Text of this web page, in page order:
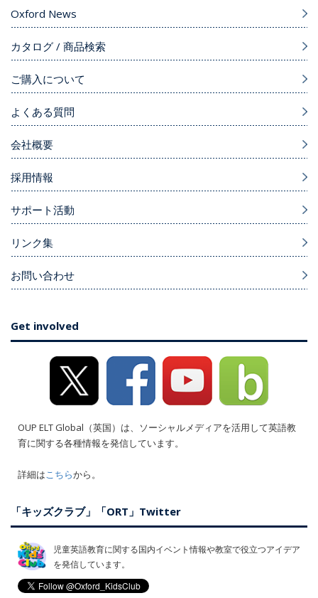
Oxford News
カタログ / 商品検索
ご購入について
よくある質問
会社概要
採用情報
サポート活動
リンク集
お問い合わせ
Get involved
OUP ELT Global（英国）は、ソーシャルメディアを活用して英語教
育に関する各種情報を発信しています。
詳細はこちらから。
「キッズクラブ」「ORT」Twitter
児童英語教育に関する国内イベント情報や教室で役立つアイデア
を発信しています。